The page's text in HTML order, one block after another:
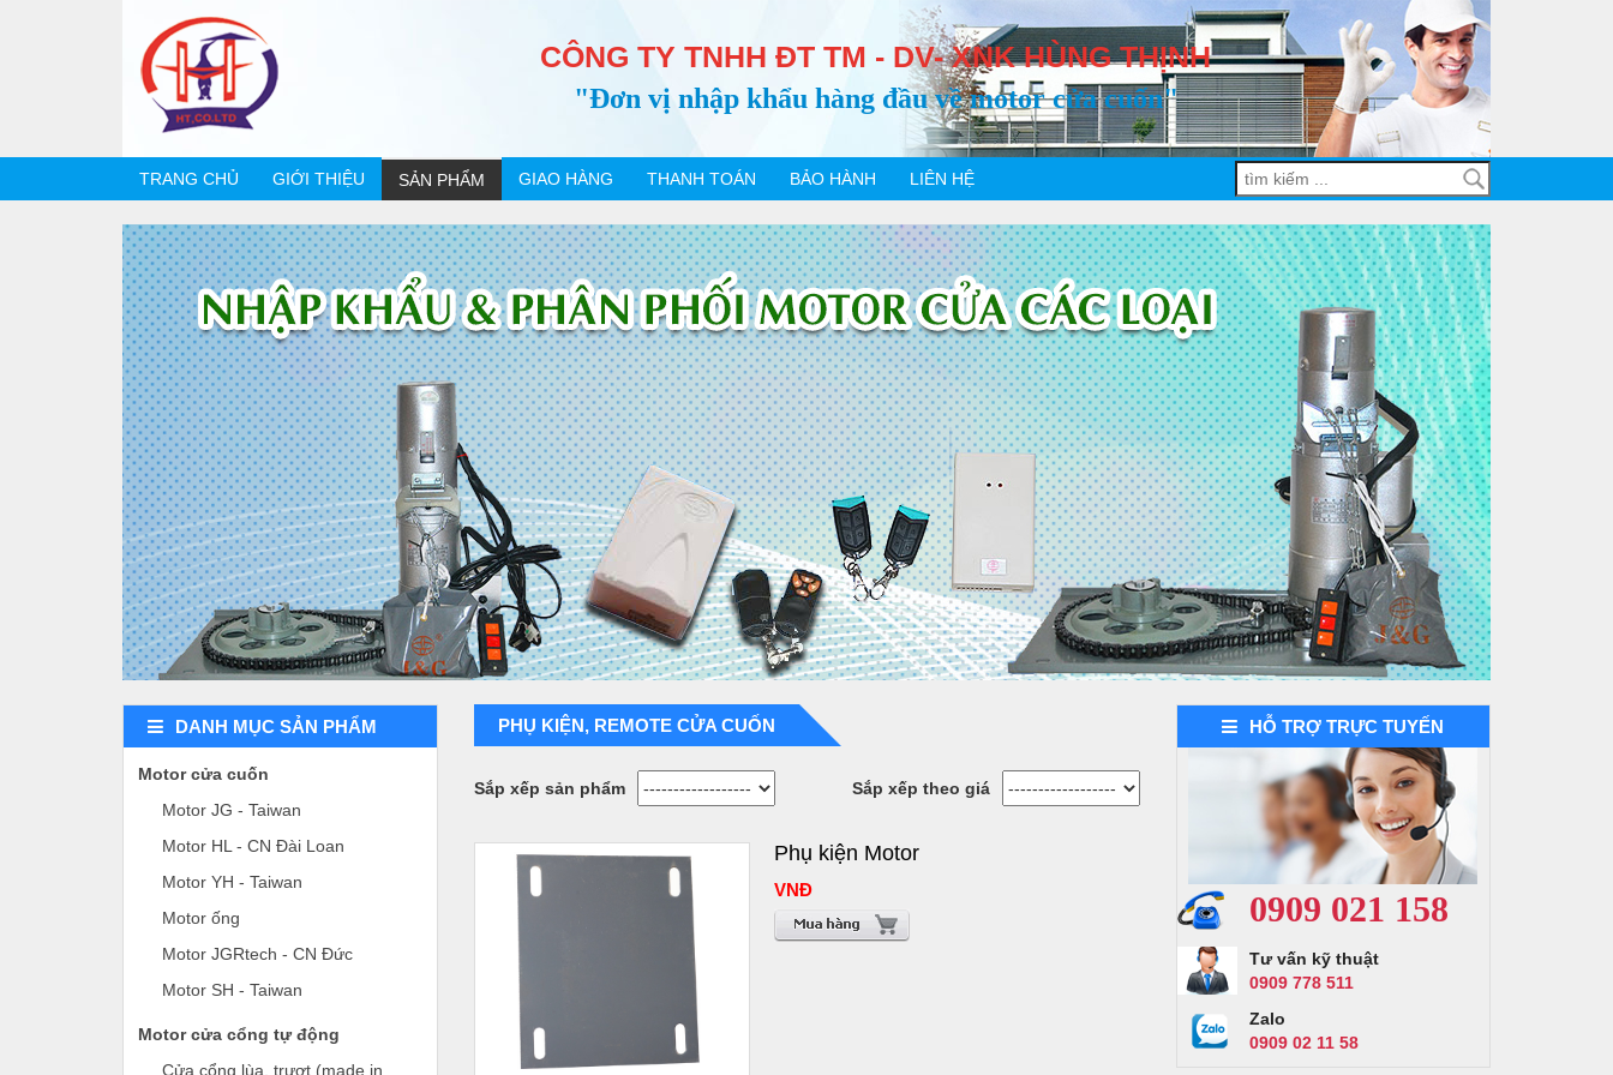
CÔNG TY TNHH ĐT TM - DV- XNK HÙNG THỊNH
"Đơn vị nhập khẩu hàng đầu về motor cửa cuốn"
TRANG CHỦ GIỚI THIỆU SẢN PHẨM GIAO HÀNG THANH TOÁN BẢO HÀNH LIÊN HỆ
DANH MỤC SẢN PHẨM
Motor cửa cuốn
Motor JG - Taiwan
Motor HL - CN Đài Loan
Motor YH - Taiwan
Motor ống
Motor JGRtech - CN Đức
Motor SH - Taiwan
Motor cửa cổng tự động
Cửa cổng lùa, trượt (made in
PHỤ KIỆN, REMOTE CỬA CUỐN
Sắp xếp sản phẩm Sắp xếp theo giá
Phụ kiện Motor
VNĐ
HỖ TRỢ TRỰC TUYẾN
0909 021 158
Tư vấn kỹ thuật
0909 778 511
Zalo
0909 02 11 58
Demo dự án 1